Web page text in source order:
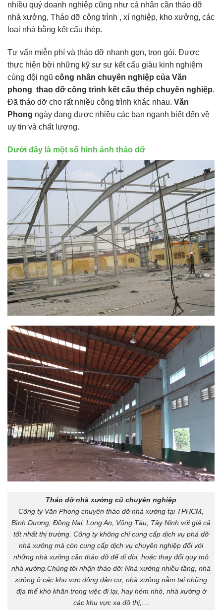
nhiều quý doanh nghiệp cũng như cá nhân cần tháo dỡ
nhà xưởng, Tháo dỡ công trình , xí nghiệp, kho xưởng, các
loại nhà bằng kết cấu thép.
Tư vấn miễn phí và tháo dỡ nhanh gọn, trọn gói. Được
thực hiện bời những kỹ sư sư kết cấu giàu kinh nghiệm
cùng đội ngũ công nhân chuyên nghiệp của Văn
phong thao dỡ công trình kết cấu thép chuyên nghiệp.
Đã tháo dỡ cho rất nhiều công trình khác nhau. Văn
Phong ngày đang được nhiều các ban nganh biết đến về
uy tin và chất lượng.
Dưới đây là một số hình ảnh tháo dỡ
Tháo dỡ nhà xưởng cũ chuyên nghiệp
Công ty Văn Phong chuyên tháo dỡ nhà xưởng tại TPHCM,
Bình Dương, Đồng Nai, Long An, Vũng Tàu, Tây Ninh với giá cả
tốt nhất thị trường. Công ty không chỉ cung cấp dịch vụ phá dỡ
nhà xưởng mà còn cung cấp dịch vụ chuyên nghiệp đối với
những nhà xưởng cần tháo dỡ để di dời, hoặc thay đổi quy mô
nhà xưởng.Chúng tôi nhận tháo dỡ: Nhà xưởng nhiều tầng, nhà
xưởng ở các khu vực đông dân cư, nhà xưởng nằm tại những
địa thế khó khăn trong việc đi lại, hay hẻm nhỏ, nhà xưởng ở
các khu vực xa đô thị,…